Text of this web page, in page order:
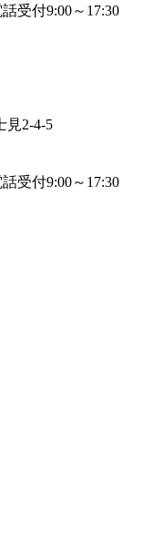
話受付9:00～17:30
見2-4-5
話受付9:00～17:30